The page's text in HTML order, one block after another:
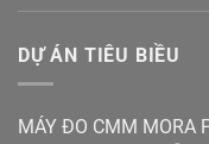
DỰ ÁN TIÊU BIỀU
MÁY ĐO CMM MORA